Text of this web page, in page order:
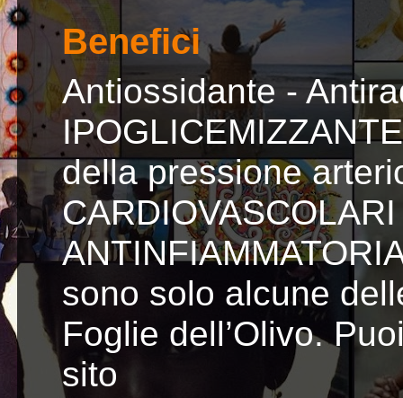
Benefici
Antiossidante -
della pressione
sono solo alcune
Foglie dell’Olivo.
sito